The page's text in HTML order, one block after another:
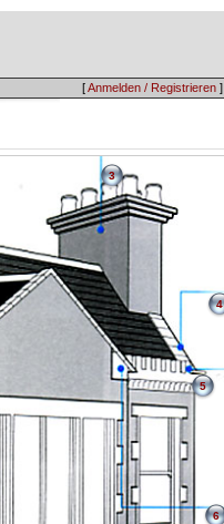
[Anmelden / Registrieren ]
3
4
5
6